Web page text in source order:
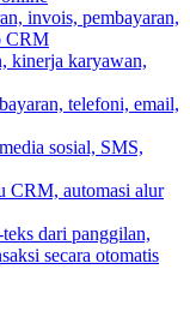
invois, pembayaran,
CRM
kinerja karyawan,
telefoni, email,
sosial, SMS,
CRM, automasi alur
dari panggilan,
secara otomatis